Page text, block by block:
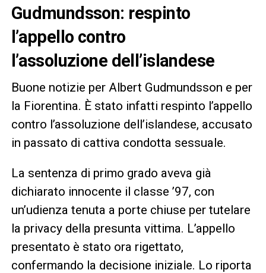
Gudmundsson: respinto
l’appello contro
l’assoluzione dell’islandese
Buone notizie per Albert Gudmundsson e per
la Fiorentina. È stato infatti respinto l’appello
contro l’assoluzione dell’islandese, accusato
in passato di cattiva condotta sessuale.
La sentenza di primo grado aveva già
dichiarato innocente il classe ’97, con
un’udienza tenuta a porte chiuse per tutelare
la privacy della presunta vittima. L’appello
presentato è stato ora rigettato,
confermando la decisione iniziale. Lo riporta